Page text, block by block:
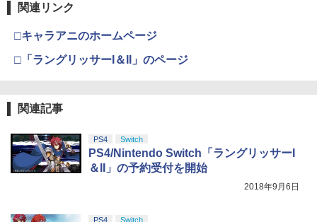
関連リンク
□キャラアニのホームページ
□「ラングリッサーI＆II」のページ
関連記事
PS4 Switch
PS4/Nintendo Switch「ラングリッサーI
＆II」の予約受付を開始
2018年9月6日
PS4 Switch